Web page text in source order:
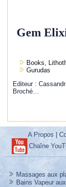
Gem
Books,
Gurudas
Editeur :
Broché…
A Propos |
Chaîne
Massages aux
Bains Vapeur